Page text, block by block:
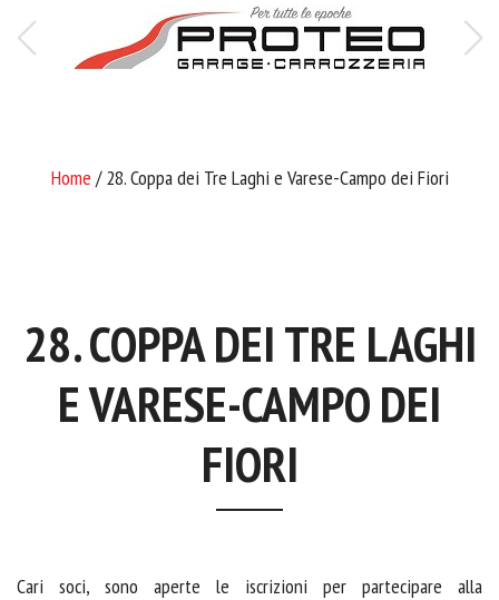
Home / 28. Coppa dei Tre Laghi e Varese-Campo dei Fiori
28. COPPA DEI TRE LAGHI
E VARESE-CAMPO DEI
FIORI
Cari soci, sono aperte le iscrizioni per partecipare alla